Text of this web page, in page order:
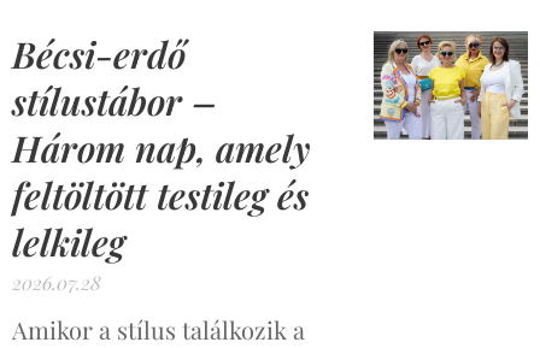
Bécsi-erdő
stílustábor –
Három nap, amely
feltöltött testileg és
lelkileg
2026.07.28
Amikor a stílus találkozik a